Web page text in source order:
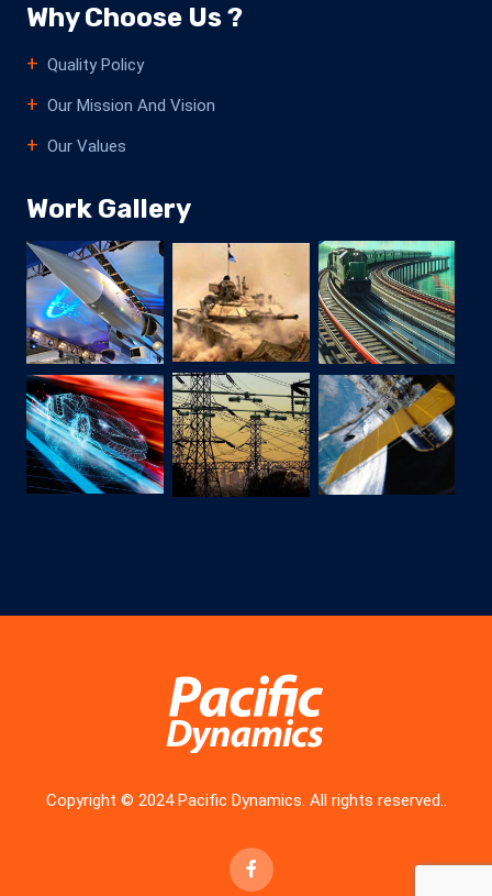
Why Choose Us ?
Quality Policy
Our Mission And Vision
Our Values
Work Gallery
Copyright © 2024 Pacific Dynamics. All rights reserved..